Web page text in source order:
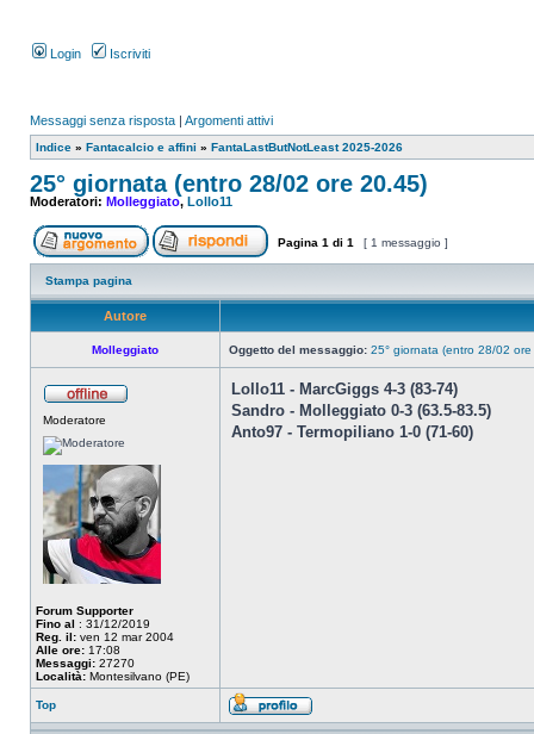
Login Iscriviti
Messaggi senza risposta | Argomenti attivi
Indice » Fantacalcio e affini » FantaLastButNotLeast 2025-2026
25° giornata (entro 28/02 ore 20.45)
Moderatori: Molleggiato, Lollo11
Pagina 1 di 1 [ 1 messaggio ]
Stampa pagina
Autore
Molleggiato Oggetto del messaggio: 25° giornata (entro 28/02
Moderatore
Forum Supporter
Fino al : 31/12/2019
Reg. il: ven 12 mar 2004
Alle ore: 17:08
Messaggi: 27270
Località: Montesilvano (PE)
Lollo11 - MarcGiggs 4-3 (83-74)
Sandro - Molleggiato 0-3 (63.5-83.5)
Anto97 - Termopiliano 1-0 (71-60)
Top